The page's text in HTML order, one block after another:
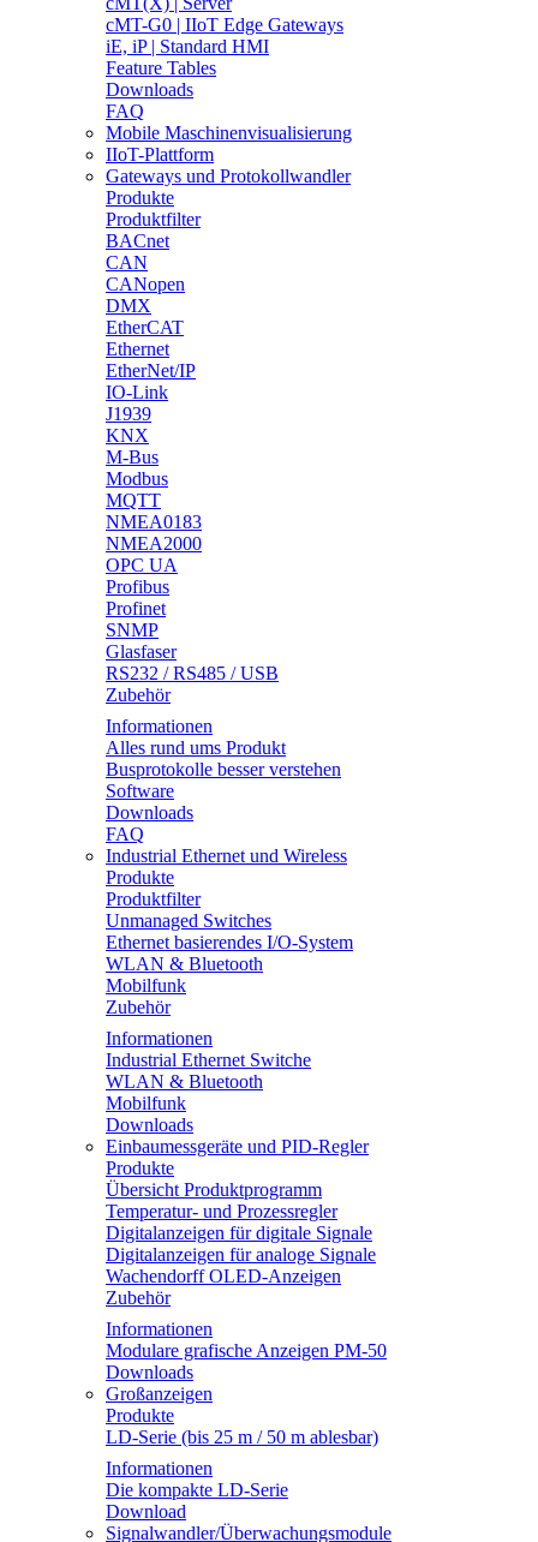
cMT-G0 | IIoT Edge Gateways
iE, iP | Standard HMI
Feature Tables
Downloads
FAQ
Mobile Maschinenvisualisierung
IIoT-Plattform
Gateways und Protokollwandler
Produkte
Produktfilter
BACnet
CAN
CANopen
DMX
EtherCAT
Ethernet
EtherNet/IP
IO-Link
J1939
KNX
M-Bus
Modbus
MQTT
NMEA0183
NMEA2000
OPC UA
Profibus
Profinet
SNMP
Glasfaser
RS232 / RS485 / USB
Zubehör
Informationen
Alles rund ums Produkt
Busprotokolle besser verstehen
Software
Downloads
FAQ
Industrial Ethernet und Wireless
Produkte
Produktfilter
Unmanaged Switches
Ethernet basierendes I/O-System
WLAN & Bluetooth
Mobilfunk
Zubehör
Informationen
Industrial Ethernet Switche
WLAN & Bluetooth
Mobilfunk
Downloads
Einbaumessgeräte und PID-Regler
Produkte
Übersicht Produktprogramm
Temperatur- und Prozessregler
Digitalanzeigen für digitale Signale
Digitalanzeigen für analoge Signale
Wachendorff OLED-Anzeigen
Zubehör
Informationen
Modulare grafische Anzeigen PM-50
Downloads
Großanzeigen
Produkte
LD-Serie (bis 25 m / 50 m ablesbar)
Informationen
Die kompakte LD-Serie
Download
Signalwandler/Überwachungsmodule